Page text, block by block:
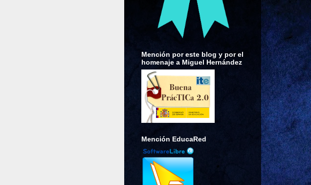
Mención por este blog y por el
homenaje a Miguel Hernández
Mención EducaRed